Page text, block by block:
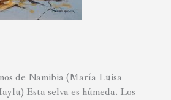
de Namibia (María Luisa
Esta selva es húmeda. Los